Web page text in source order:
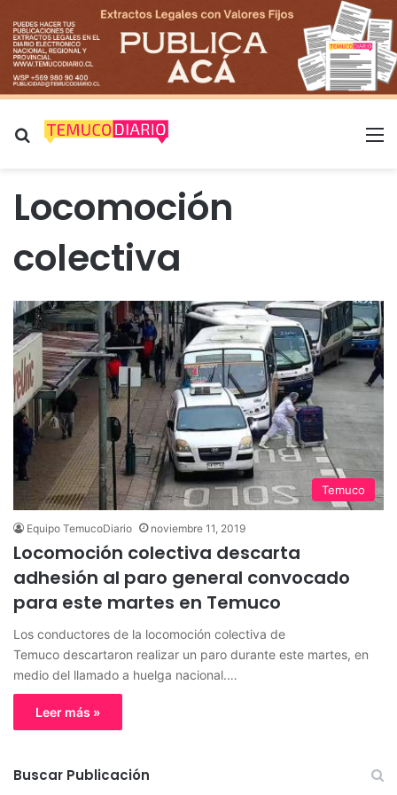
Buscar por
Locomoción
colectiva
Temuco
Equipo TemucoDiario noviembre 11, 2019
Locomoción colectiva descarta
adhesión al paro general convocado
para este martes en Temuco
Los conductores de la locomoción colectiva de
Temuco descartaron realizar un paro durante este martes, en
medio del llamado a huelga nacional.…
Leer más »
Buscar Publicación